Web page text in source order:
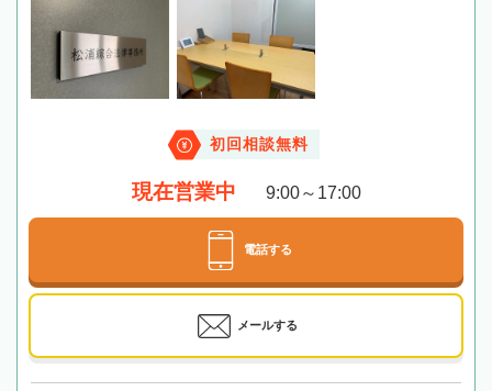
初回相談無料
現在営業中 9:00～17:00
電話する
メールする